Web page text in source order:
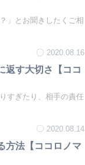
」とお聞きしたくご相
2020.08.16
返す大切さ【ココ
すぎたり、相手の責任
2020.08.14
方法【ココロノマ